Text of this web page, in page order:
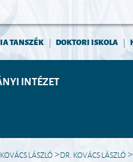
TANSZÉK | DOKTORI ISKOLA |
INTÉZET
LÁSZLÓ>DR. KOVÁCS LÁSZLÓ>